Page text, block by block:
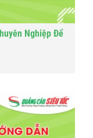
Nghiệp Để